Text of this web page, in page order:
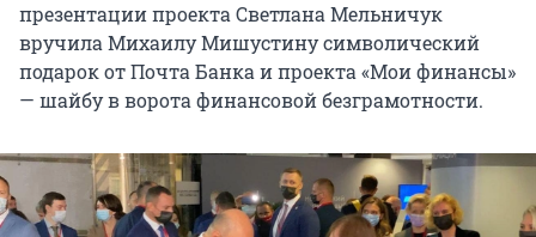
презентации проекта Светлана Мельничук
вручила Михаилу Мишустину символический
подарок от Почта Банка и проекта «Мои финансы»
— шайбу в ворота финансовой безграмотности.